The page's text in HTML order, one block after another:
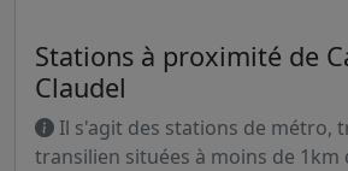
Stations à proximité de
Claudel
Il s'agit des stations de métro,
transilien situées à moins de 1km